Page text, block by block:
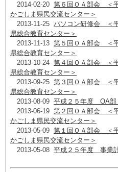
2014-02-20 第６回ＯＡ部会 ＜
かごしま県民交流センター＞
2013-11-25 パソコン研修会 ＜
県総合教育センター＞
2013-11-13 第５回ＯＡ部会 ＜
県総合教育センター＞
2013-10-24 第４回ＯＡ部会 ＜
県総合教育センター＞
2013-09-25 第３回ＯＡ部会 ＜
県総合教育センター＞
2013-08-09 平成２５年度 OA
2013-06-19 第２回ＯＡ部会 ＜
かごしま県民交流センター＞
2013-05-09 第１回ＯＡ部会 ＜
かごしま県民交流センター＞
2013-05-08 平成２５年度 事業